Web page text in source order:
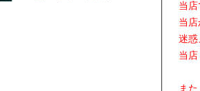
当店
当店
迷惑
当店